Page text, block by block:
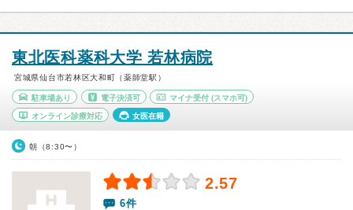
東北医科薬科大学 若林病院
宮城県仙台市若林区大和町（薬師堂駅）
駐車場あり 電子決済可 マイナ受付 (スマホ可)
オンライン診療対応 女医在籍
朝（8:30〜）
2.57
6件